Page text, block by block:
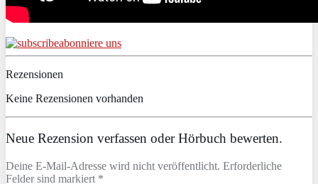
abonniere uns
Rezensionen
Keine Rezensionen vorhanden
Neue Rezension verfassen oder Hörbuch bewerten.
Deine E-Mail-Adresse wird nicht veröffentlicht. Erforderliche
Felder sind markiert *